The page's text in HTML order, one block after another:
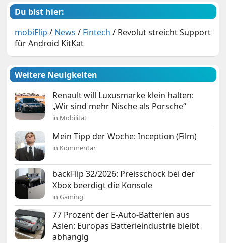
Du bist hier:
mobiFlip / News / Fintech / Revolut streicht Support
für Android KitKat
Weitere Neuigkeiten
Renault will Luxusmarke klein halten:
„Wir sind mehr Nische als Porsche“
in Mobilität
Mein Tipp der Woche: Inception (Film)
in Kommentar
backFlip 32/2026: Preisschock bei der
Xbox beerdigt die Konsole
in Gaming
77 Prozent der E-Auto-Batterien aus
Asien: Europas Batterieindustrie bleibt
abhängig